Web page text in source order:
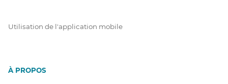
Utilisation de l'application mobile
À PROPOS